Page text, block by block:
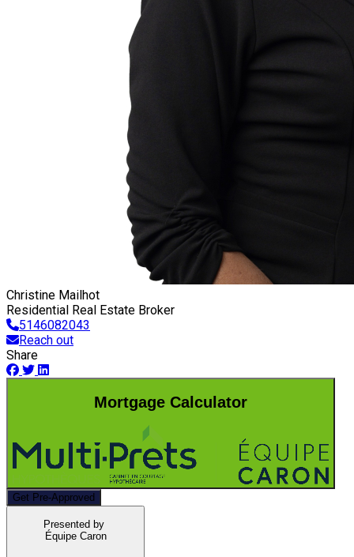
Christine Mailhot
Residential Real Estate Broker
5146082043
Reach out
Share
Mortgage Calculator
Get Pre-Approved
Presented by
Équipe Caron